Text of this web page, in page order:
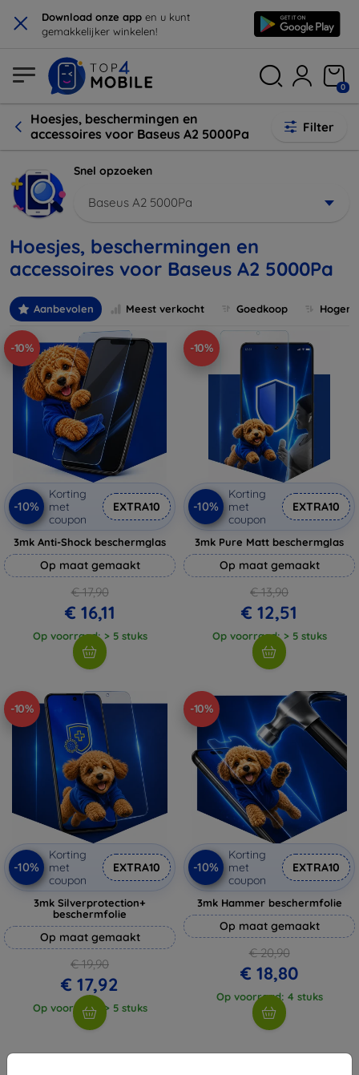
× Download onze app en u kunt
gemakkelijker winkelen!
0
Hoesjes, beschermingen en
accessoires voor Baseus A2 5000Pa
Filter
Snel opzoeken
Baseus A2 5000Pa
Hoesjes, beschermingen en
accessoires voor Baseus A2 5000Pa
Aanbevolen Meest verkocht Goedkoop
-10%
-10%
Korting
met
coupon
EXTRA10
3mk Anti-Shock beschermglas
Op maat gemaakt
€ 17,90
€ 16,11
Op voorraad: > 5 stuks
-10%
-10%
Korting
met
coupon
EXTRA10
3mk Pure Matt beschermglas
Op maat gemaakt
€ 13,90
€ 12,51
Op voorraad: > 5 stuks
-10%
-10%
Korting
met
coupon
EXTRA10
3mk Silverprotection+
beschermfolie
Op maat gemaakt
€ 19,90
€ 17,92
Op voorraad: > 5 stuks
-10%
-10%
Korting
met
coupon
EXTRA10
3mk Hammer beschermfolie
Op maat gemaakt
€ 20,90
€ 18,80
Op voorraad: 4 stuks